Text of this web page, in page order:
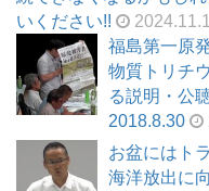
いください!!
2024.11.1
福島第一原
物質トリチ
る説明・公
2018.8.30
お盆にはト
海洋放出に